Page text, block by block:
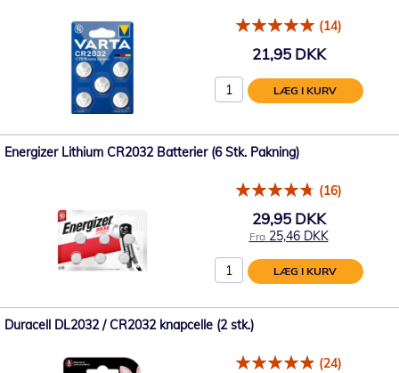
(14)
21,95 DKK
LÆG I KURV
Energizer Lithium CR2032 Batterier (6 Stk. Pakning)
(16)
29,95 DKK
Fra 25,46 DKK
LÆG I KURV
Duracell DL2032 / CR2032 knapcelle (2 stk.)
(24)